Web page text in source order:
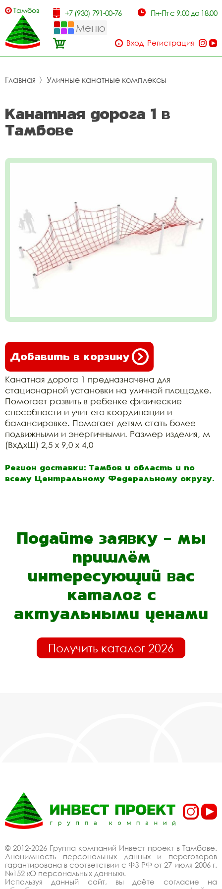
Тамбов +7 (930) 791-00-76 Пн-Пт с 9.00 до 18.00
Меню
Вход Регистрация
Главная 〉 Уличные канатные комплексы
Канатная дорога 1 в
Тамбове
Добавить в корзину
Канатная дорога 1 предназначена для
стационарной установки на уличной площадке.
Помогает развить в ребенке физические
способности и учит его координации и
балансировке. Помогает детям стать более
подвижными и энергичными. Размер изделия, м
(ВхДхШ) 2,5 х 9,0 х 4,0
Регион доставки: Тамбов и область и по
всему Центральному Федеральному округу.
Подайте заявку - мы
пришлём
интересующий вас
каталог с
актуальными ценами
Получить каталог 2026
© 2012-2026 Группа компаний Инвест проект в Тамбове.
Анонимность персональных данных и переговоров
гарантирована в соответствии с ФЗ РФ от 27 июля 2006 г.
№152 «О персональных данных».
Используя данный сайт, вы даёте согласие на